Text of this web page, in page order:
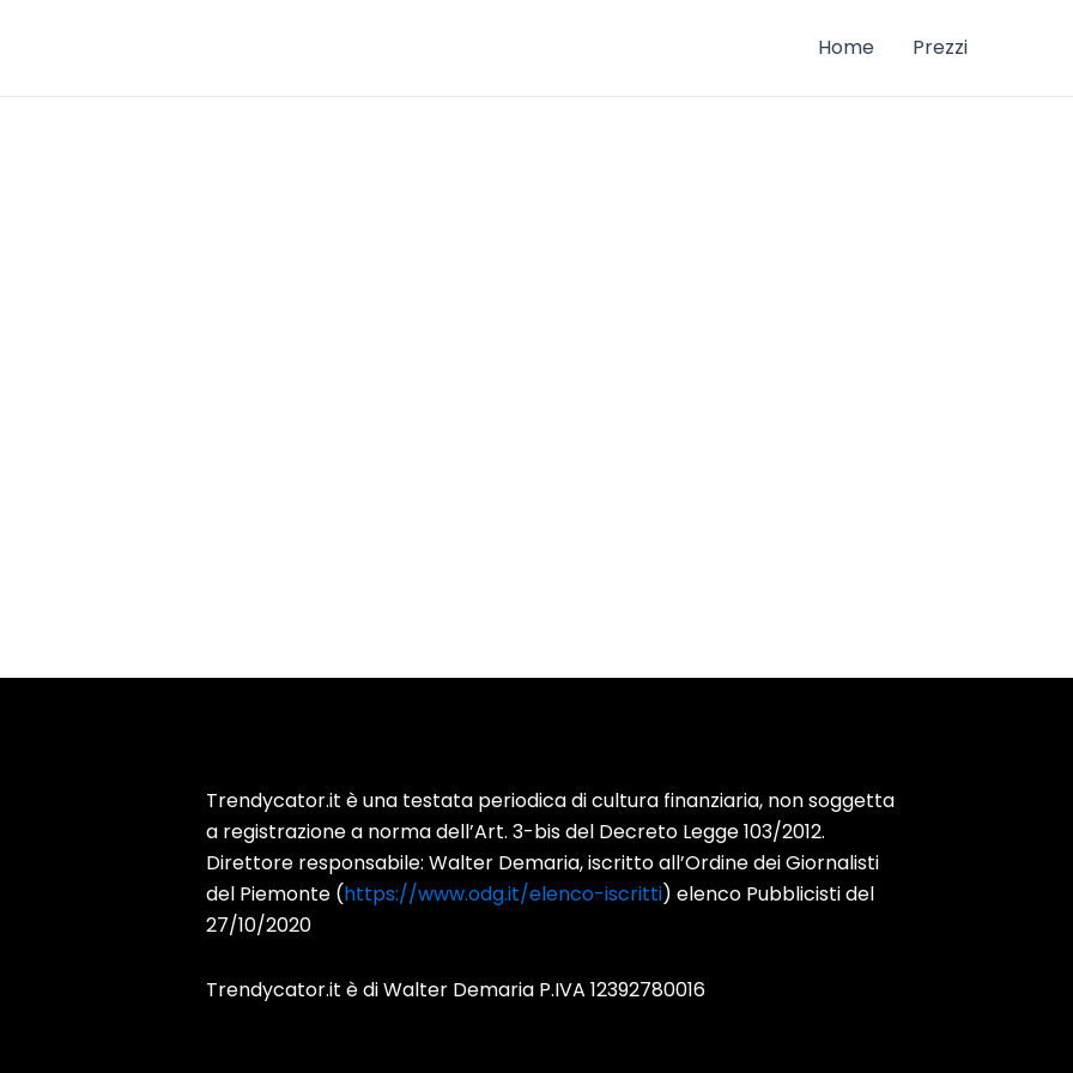
Home Prezzi
Trendycator.it è una testata periodica di cultura finanziaria, non soggetta
a registrazione a norma dell’Art. 3-bis del Decreto Legge 103/2012.
Direttore responsabile: Walter Demaria, iscritto all’Ordine dei Giornalisti
del Piemonte (https://www.odg.it/elenco-iscritti) elenco Pubblicisti del
27/10/2020
Trendycator.it è di Walter Demaria P.IVA 12392780016